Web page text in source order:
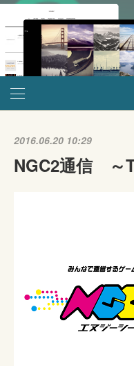
2016.06.20 10:29
NGC2通信 ～